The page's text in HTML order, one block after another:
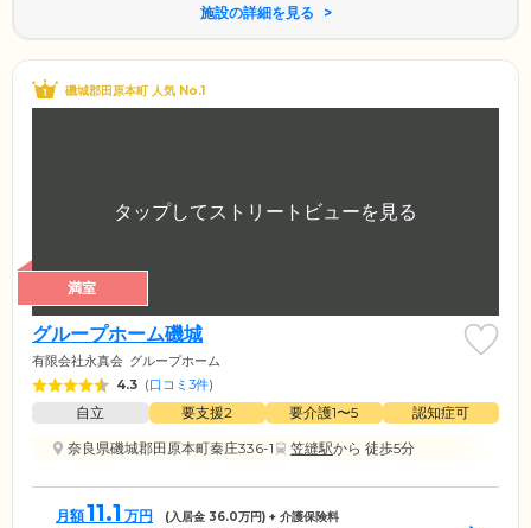
施設の詳細を見る
磯城郡田原本町 人気 No.1
満室
グループホーム磯城
有限会社永真会 グループホーム
4.3 (口コミ3件)
自立 要支援2 要介護1〜5
認知症可
奈良県磯城郡田原本町秦庄336-1
笠縫駅から 徒歩5分
月額11.1 万円 (入居金 36.0万円) + 介護保険料